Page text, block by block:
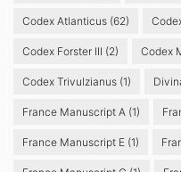
Codex Atlanticus (62)
Codex Forster III (2) Codex
Codex Trivulzianus (1)
France Manuscript A (1)
France Manuscript E (1)